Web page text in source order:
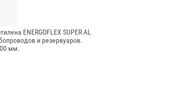
ENERGOFLEX SUPER AL
и резервуаров.
мм.